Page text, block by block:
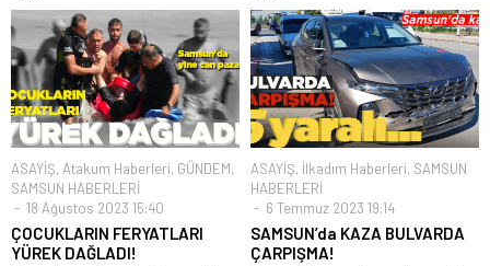
ASAYİŞ, Atakum Haberleri, GÜNDEM,
SAMSUN HABERLERİ
18 Ağustos 2023 15:40
ÇOCUKLARIN FERYATLARI
YÜREK DAĞLADI!
ASAYİŞ, İlkadım Haberleri, SAMSUN
HABERLERİ
6 Temmuz 2023 19:14
SAMSUN’da KAZA BULVARDA
ÇARPIŞMA!